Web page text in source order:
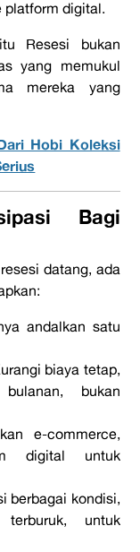
platformdigital.
Resesi bukan
yang memukul
mereka yang
Hobi Koleksi
Bagi
datang, ada
andalkan satu
biaya tetap,
bukan
e-commerce,
digital untuk
berbagai kondisi,
untuk